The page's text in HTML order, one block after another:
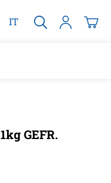
IT
GEFR.